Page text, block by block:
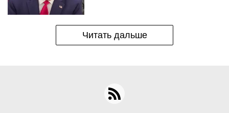
Читать дальше